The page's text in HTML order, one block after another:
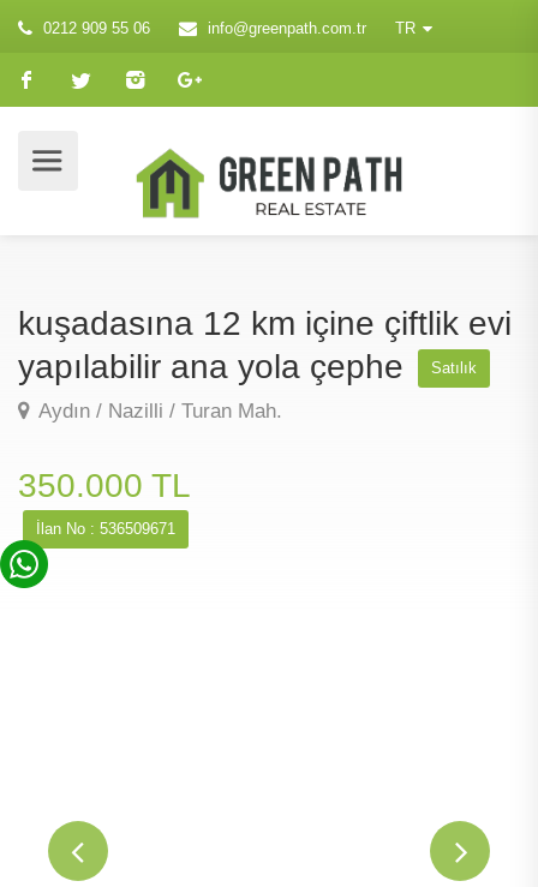
0212 909 55 06 info@greenpath.com.tr TR
kuşadasına 12 km içine çiftlik evi
yapılabilir ana yola çephe
Satılık
Aydın / Nazilli / Turan Mah.
350.000 TL
İlan No : 536509671